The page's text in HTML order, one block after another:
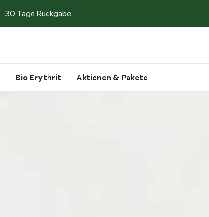
30 Tage Rückgabe
Bio Erythrit Aktionen & Pakete